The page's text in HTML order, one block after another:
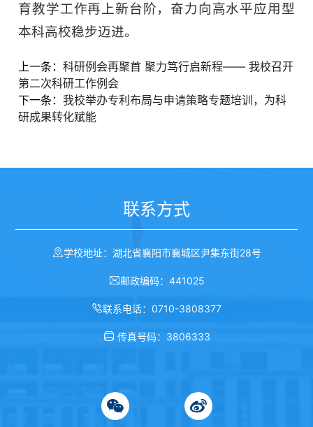
育教学工作再上新台阶，奋力向高水平应用型
本科高校稳步迈进。
上一条：科研例会再聚首 聚力笃行启新程—— 我校召开
第二次科研工作例会
下一条：我校举办专利布局与申请策略专题培训，为科
研成果转化赋能
联系方式
学校地址：湖北省襄阳市襄城区尹集东街28号
邮政编码：441025
联系电话：0710-3808377
传真号码：3806333